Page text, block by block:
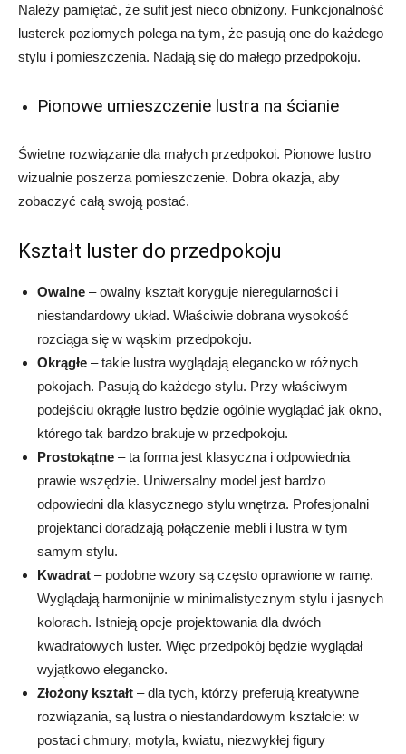
Należy pamiętać, że sufit jest nieco obniżony. Funkcjonalność
lusterek poziomych polega na tym, że pasują one do każdego
stylu i pomieszczenia. Nadają się do małego przedpokoju.
Pionowe umieszczenie lustra na ścianie
Świetne rozwiązanie dla małych przedpokoi. Pionowe lustro
wizualnie poszerza pomieszczenie. Dobra okazja, aby
zobaczyć całą swoją postać.
Kształt luster do przedpokoju
Owalne – owalny kształt koryguje nieregularności i
niestandardowy układ. Właściwie dobrana wysokość
rozciąga się w wąskim przedpokoju.
Okrągłe – takie lustra wyglądają elegancko w różnych
pokojach. Pasują do każdego stylu. Przy właściwym
podejściu okrągłe lustro będzie ogólnie wyglądać jak okno,
którego tak bardzo brakuje w przedpokoju.
Prostokątne – ta forma jest klasyczna i odpowiednia
prawie wszędzie. Uniwersalny model jest bardzo
odpowiedni dla klasycznego stylu wnętrza. Profesjonalni
projektanci doradzają połączenie mebli i lustra w tym
samym stylu.
Kwadrat – podobne wzory są często oprawione w ramę.
Wyglądają harmonijnie w minimalistycznym stylu i jasnych
kolorach. Istnieją opcje projektowania dla dwóch
kwadratowych luster. Więc przedpokój będzie wyglądał
wyjątkowo elegancko.
Złożony kształt – dla tych, którzy preferują kreatywne
rozwiązania, są lustra o niestandardowym kształcie: w
postaci chmury, motyla, kwiatu, niezwykłej figury